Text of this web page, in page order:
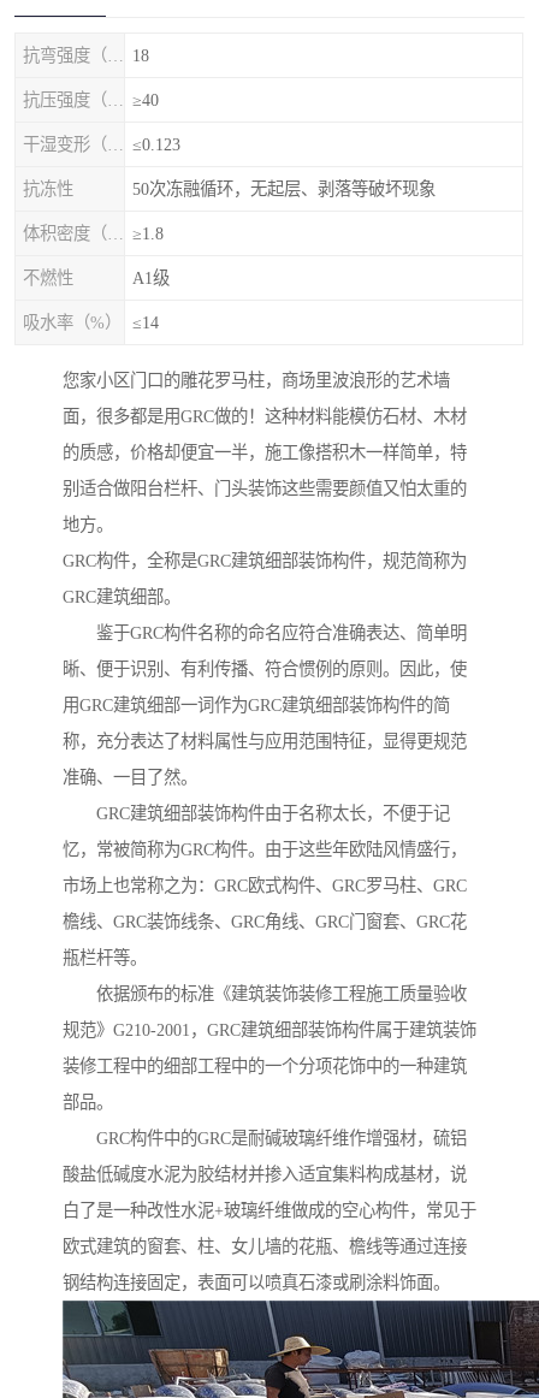
18
≥40
≤0.123
抗冻性 50次冻融循环，无起层、剥落等破坏现象
≥1.8
不燃性 A1级
吸水率（%） ≤14
您家小区门口的雕花罗马柱，商场里波浪形的艺术墙
面，很多都是用GRC做的！这种材料能模仿石材、木材
的质感，价格却便宜一半，施工像搭积木一样简单，特
别适合做阳台栏杆、门头装饰这些需要颜值又怕太重的
地方。
GRC构件，全称是GRC建筑细部装饰构件，规范简称为
GRC建筑细部。
鉴于GRC构件名称的命名应符合准确表达、简单明
晰、便于识别、有利传播、符合惯例的原则。因此，使
用GRC建筑细部一词作为GRC建筑细部装饰构件的简
称，充分表达了材料属性与应用范围特征，显得更规范
准确、一目了然。
GRC建筑细部装饰构件由于名称太长，不便于记
忆，常被简称为GRC构件。由于这些年欧陆风情盛行，
市场上也常称之为：GRC欧式构件、GRC罗马柱、GRC
檐线、GRC装饰线条、GRC角线、GRC门窗套、GRC花
瓶栏杆等。
依据颁布的标准《建筑装饰装修工程施工质量验收
规范》G210-2001，GRC建筑细部装饰构件属于建筑装饰
装修工程中的细部工程中的一个分项花饰中的一种建筑
部品。
GRC构件中的GRC是耐碱玻璃纤维作增强材，硫铝
酸盐低碱度水泥为胶结材并掺入适宜集料构成基材，说
白了是一种改性水泥+玻璃纤维做成的空心构件，常见于
欧式建筑的窗套、柱、女儿墙的花瓶、檐线等通过连接
钢结构连接固定，表面可以喷真石漆或刷涂料饰面。